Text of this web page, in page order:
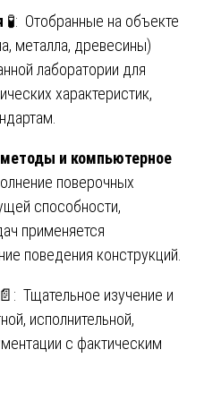
🧪: Отобранные на объекте
металла, древесины)
лаборатории для
характеристик,
и компьютерное
поверочных
способности,
применяется
поведения конструкций.
📄: Тщательное изучение и
исполнительной,
с фактическим